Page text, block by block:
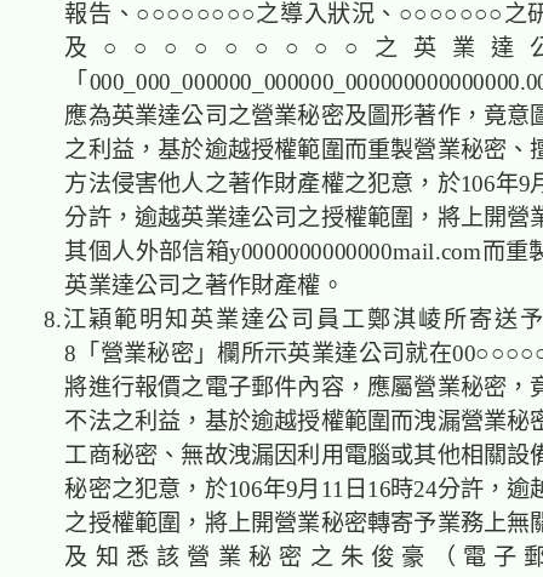
報告、○○○○○○○○之導入狀況、○○○○○○○之
及○○○○○○○○○之英業達
「
應為英業達公司之營業秘密及圖形著作，竟意
之利益，基於逾越授權範圍而重製營業秘密、
方法侵害他人之著作財產權之犯意，於106年9
分許，逾越英業達公司之授權範圍，將上開營
其個人外部信箱y0000000000000mail.com而重
英業達公司之著作財產權。
8.江穎範明知英業達公司員工鄭淇崚所寄送
8「營業秘密」欄所示英業達公司就在
將進行報價之電子郵件內容，應屬營業秘密，
不法之利益，基於逾越授權範圍而洩漏營業秘
工商秘密、無故洩漏因利用電腦或其他相關設
秘密之犯意，於106年9月11日16時24分許，逾
之授權範圍，將上開營業秘密轉寄予業務上無
及知悉該營業秘密之朱俊豪（電子